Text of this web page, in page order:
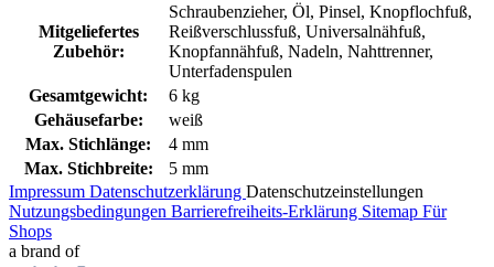
Mitgeliefertes
Zubehör:
Schraubenzieher, Öl, Pinsel, Knopflochfuß,
Reißverschlussfuß, Universalnähfuß,
Knopfannähfuß, Nadeln, Nahttrenner,
Unterfadenspulen
Gesamtgewicht:
6 kg
Gehäusefarbe:
weiß
Max. Stichlänge:
4 mm
Max. Stichbreite:
5 mm
Impressum Datenschutzerklärung Datenschutzeinstellungen
Nutzungsbedingungen Barrierefreiheits-Erklärung Sitemap Für
Shops
a brand of